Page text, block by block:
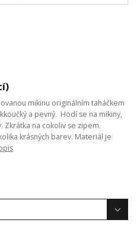
mikinu originálním taháčkem
a pevný. Hodí se na mikiny,
Zkrátka na cokoliv se zipem.
krásných barev. Materiál je